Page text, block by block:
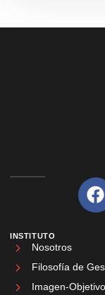
INSTITUTO
Nosotros
Filosofía de
Imagen-Objetivo